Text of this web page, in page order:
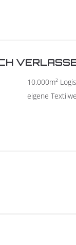
10.000m²
eigene